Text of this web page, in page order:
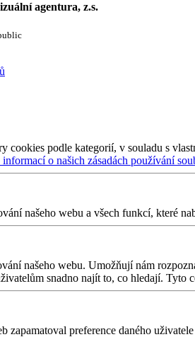
agentura, z.s.
cookies podle kategorií, v souladu s
o našich zásadách používání
našeho webu a všech funkcí, které
našeho webu. Umožňují nám
snadno najít to, co hledají.
zapamatoval preference daného